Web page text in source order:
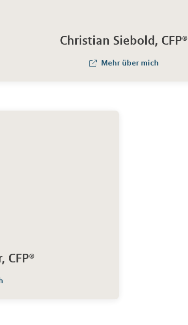
Christian Siebold, CFP®
Mehr über mich
CFP®